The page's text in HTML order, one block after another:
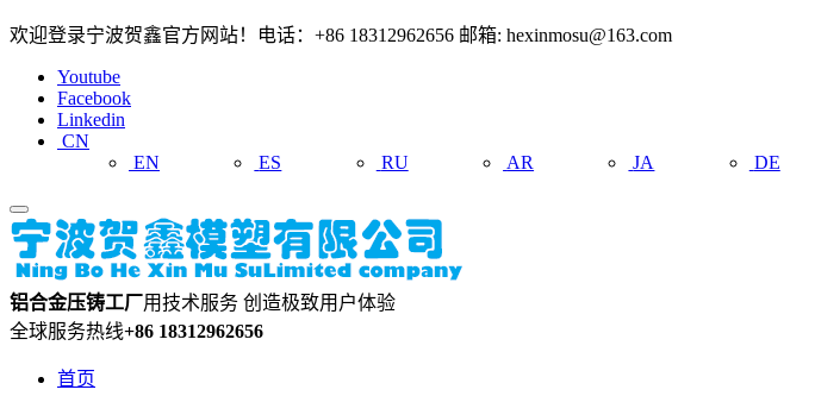
欢迎登录宁波贺鑫官方网站！电话：+86 18312962656 邮箱: hexinmosu@163.com
Youtube
Facebook
Linkedin
CN
EN
ES RU AR JA DE
铝合金压铸工厂用技术服务 创造极致用户体验
全球服务热线+86 18312962656
首页